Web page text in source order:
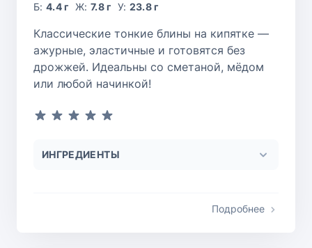
Б:4.4 г Ж: 7.8 г У: 23.8 г
Классические тонкие блины на кипятке —
ажурные, эластичные и готовятся без
дрожжей. Идеальны со сметаной, мёдом
или любой начинкой!
ИНГРЕДИЕНТЫ
Подробнее